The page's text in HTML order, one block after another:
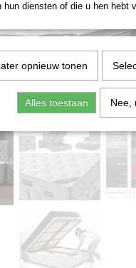
hun diensten of die u hen hebt
opnieuw tonen
Alles toestaan Nee,